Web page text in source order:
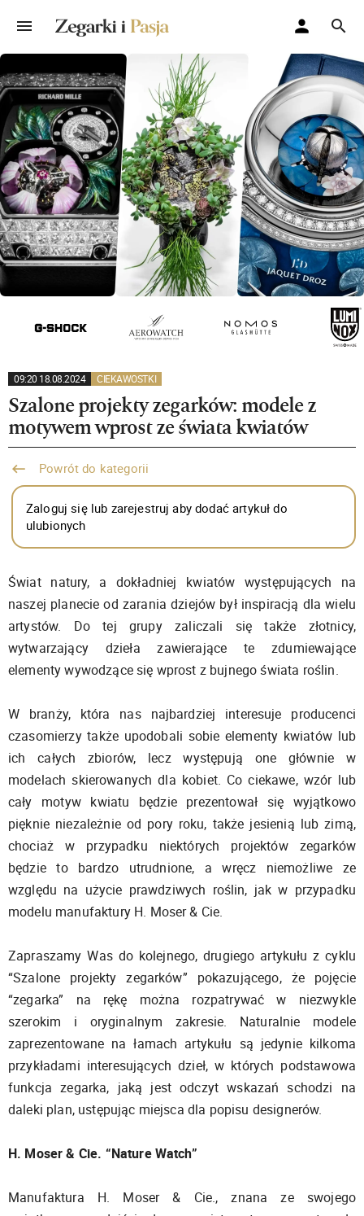
09:20 18.08.2024 CIEKAWOSTKI
Szalone projekty zegarków: modele z
motywem wprost ze świata kwiatów
Powrót do kategorii
Zaloguj się lub zarejestruj aby dodać artykuł do
ulubionych
Świat natury, a dokładniej kwiatów występujących na
naszej planecie od zarania dziejów był inspiracją dla wielu
artystów. Do tej grupy zaliczali się także złotnicy,
wytwarzający dzieła zawierające te zdumiewające
elementy wywodzące się wprost z bujnego świata roślin.
W branży, która nas najbardziej interesuje producenci
czasomierzy także upodobali sobie elementy kwiatów lub
ich całych zbiorów, lecz występują one głównie w
modelach skierowanych dla kobiet. Co ciekawe, wzór lub
cały motyw kwiatu będzie prezentował się wyjątkowo
pięknie niezależnie od pory roku, także jesienią lub zimą,
chociaż w przypadku niektórych projektów zegarków
będzie to bardzo utrudnione, a wręcz niemożliwe ze
względu na użycie prawdziwych roślin, jak w przypadku
modelu manufaktury H. Moser & Cie.
Zapraszamy Was do kolejnego, drugiego artykułu z cyklu
“Szalone projekty zegarków” pokazującego, że pojęcie
“zegarka” na rękę można rozpatrywać w niezwykle
szerokim i oryginalnym zakresie. Naturalnie modele
zaprezentowane na łamach artykułu są jedynie kilkoma
przykładami interesujących dzieł, w których podstawowa
funkcja zegarka, jaką jest odczyt wskazań schodzi na
daleki plan, ustępując miejsca dla popisu designerów.
H. Moser & Cie. “Nature Watch”
Manufaktura H. Moser & Cie., znana ze swojego